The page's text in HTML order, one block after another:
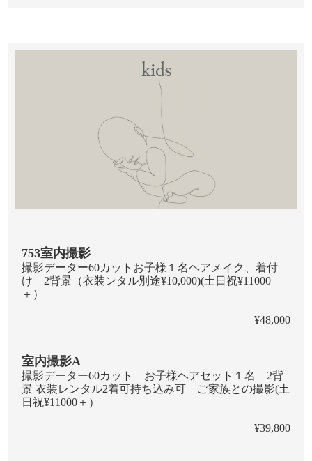
753室内撮影
撮影データー60カットお子様１名ヘアメイク、着付
け 2背景（衣装ンタル別途¥10,000)(土日祝¥11000
＋）
¥48,000
室内撮影A
撮影データー60カット お子様ヘアセット１名 2背
景 衣装レンタル2着可持ち込み可 ご家族との撮影(土
日祝¥11000＋）
¥39,800